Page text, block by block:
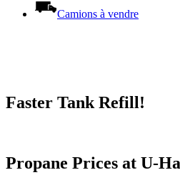
Camions à vendre
Faster Tank Refill!
Propane Prices at U-